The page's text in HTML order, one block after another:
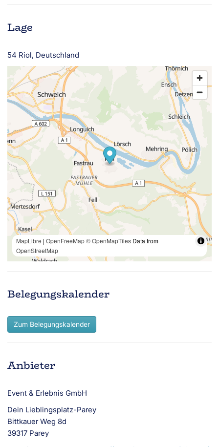
Lage
54 Riol, Deutschland
MapLibre | OpenFreeMap© OpenMapTiles Data from
OpenStreetMap
Belegungskalender
Zum Belegungskalender
Anbieter
Event & Erlebnis GmbH
Dein Lieblingsplatz-Parey
Bittkauer Weg 8d
39317 Parey